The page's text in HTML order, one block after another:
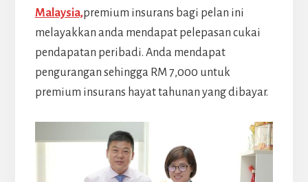
Malaysia,premium insurans bagi pelan ini
melayakkan anda mendapat pelepasan cukai
pendapatan peribadi. Anda mendapat
pengurangan sehingga RM 7,000 untuk
premium insurans hayat tahunan yang dibayar.